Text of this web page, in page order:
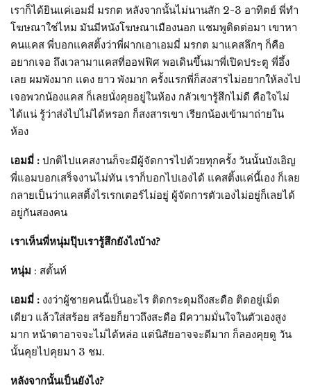
เราก็ได้ยินแค่เอมมี่ มรกต หลังจากนั้นไม่นานสัก 2-3 อาทิตย์ พี่ทำ
โฆษณาใช่ไหม มันมีหนังโฆษณาเมืองนอก แชมพูติดต่อมา เขาหา
คนแคส พี่บอกแคสติ้งว่าพี่ฝากเอาเอมมี่ มรกต มาแคสลึกๆ ก็คือ
อยากเจอ ถึงเวลามาแคสที่ออฟฟิศ พอเดินขึ้นมาพี่เปิดประตู พี่อึ้ง
เลย ผมพังมาก แดง ยาว พังมาก ครั้งแรกพี่ก็สงสารไม่อยากให้ลงไป
เจอพวกน้องแคส ก็เลยนั่งคุยอยู่ในห้อง กลัวเขารู้สึกไม่ดี คือใจไม่
ได้แน่ รู้ว่าส่งไปไม่ได้หรอก ก็สงสารเขา เรียกน้องเข้ามาถ่ายใน
ห้อง
เอมมี่ : ปกติไปแคสงานก็จะมีผู้จัดการไปด้วยทุกครั้ง วันนั้นบังเอิญ
พี่แอมบอกเสร็จงานไม่ทัน เราก็บอกไปเองได้ แคสติ้งแค่นี้เอง ก็เลย
กลายเป็นว่าแคสติ้งไรเรกเตอร์ไม่อยู่ ผู้จัดการตัวเองไม่อยู่ก็เลยได้
อยู่กันสองคน
เราเห็นพี่หนุ่มปุ๊บเรารู้สึกยังไงบ้าง?
หนุ่ม : สตั้นท์
เอมมี่ : งงว่าผู้ชายคนนี้เป็นอะไร ติดกระดุมถึงสะดือ ติดอยู่เม็ด
เดียว แล้วใส่สร้อย สร้อยก็ยาวถึงสะดือ มีความมั่นใจในตัวเองสูง
มาก หน้าตาอาจจะไม่ได้หล่อ แต่นิสัยอาจจะดีมาก ก็ลองคุยดู วัน
นั้นคุยไปคุยมา 3 ชม.
หลังจากนั้นเป็นยังไง?